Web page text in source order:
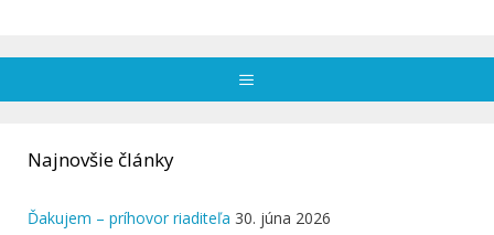
Najnovšie články
Ďakujem – príhovor riaditeľa 30. júna 2026